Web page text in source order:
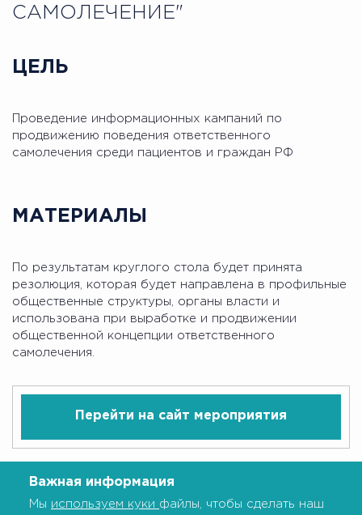
САМОЛЕЧЕНИЕ"
ЦЕЛЬ
Проведение информационных кампаний по
продвижению поведения ответственного
самолечения среди пациентов и граждан РФ
МАТЕРИАЛЫ
По результатам круглого стола будет принята
резолюция, которая будет направлена в профильные
общественные структуры, органы власти и
использована при выработке и продвижении
общественной концепции ответственного
самолечения.
Перейти на сайт мероприятия
Важная информация
Мы используем куки файлы, чтобы сделать наш